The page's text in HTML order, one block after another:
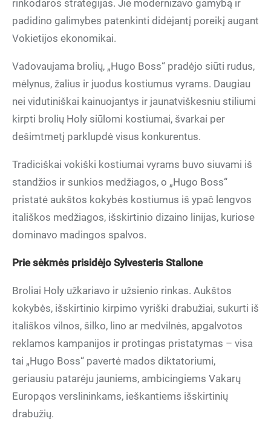
rinkodaros strategijas. Jie modernizavo gamybą ir
padidino galimybes patenkinti didėjantį poreikį augant
Vokietijos ekonomikai.
Vadovaujama brolių, „Hugo Boss“ pradėjo siūti rudus,
mėlynus, žalius ir juodus kostiumus vyrams. Daugiau
nei vidutiniškai kainuojantys ir jaunatviškesniu stiliumi
kirpti brolių Holy siūlomi kostiumai, švarkai per
dešimtmetį parklupdė visus konkurentus.
Tradiciškai vokiški kostiumai vyrams buvo siuvami iš
standžios ir sunkios medžiagos, o „Hugo Boss“
pristatė aukštos kokybės kostiumus iš ypač lengvos
itališkos medžiagos, išskirtinio dizaino linijas, kuriose
dominavo madingos spalvos.
Prie sėkmės prisidėjo Sylvesteris Stallone
Broliai Holy užkariavo ir užsienio rinkas. Aukštos
kokybės, išskirtinio kirpimo vyriški drabužiai, sukurti iš
itališkos vilnos, šilko, lino ar medvilnės, apgalvotos
reklamos kampanijos ir protingas pristatymas – visa
tai „Hugo Boss“ pavertė mados diktatoriumi,
geriausiu patarėju jauniems, ambicingiems Vakarų
Europąos verslininkams, ieškantiems išskirtinių
drabužių.